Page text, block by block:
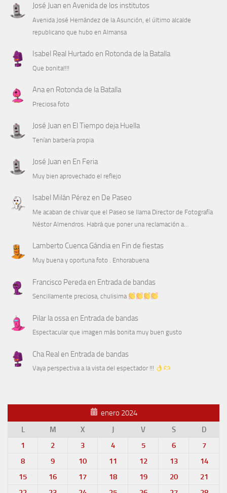
José Juan en Avenida de los institutos
Avenida José Hernández de la Asunción, el último alcalde
republicano que hubo en Almansa
Isabel Real Hurtado en Rotonda de la Batalla
Que bonita!!!!
Anaen Rotonda de la Batalla
Preciosa foto
José Juan en El Tiempo deja Huella
Tenían barbería propia
José Juan en En Feria
Muy bien aprovechado el reflejo
Isabel Milán Pérezen De Paseo
Me acaban de chivar que el Paseo se llama Director de Fotografía
Néstor Almendros. Habrá que poner una reclamación a…
Lamberto Cuenca Gándiaen Fin de fiestas
Muy buena y oportuna foto . Enhorabuena
Francisco Peredaen Entrada de bandas
Sencillamente preciosa, chulisima
Pilar la ossaen Entrada de bandas
Espectacular que imagen más bonita muy buen gusto
Cha Real en Entrada de bandas
Vaya perspectiva a la vista del espectador !!!
enero 2024
L
M X J V S
D
1
2 3 4 5 6
7
8
9 10 11 12 13
14
15
16 17 18 19 20
21